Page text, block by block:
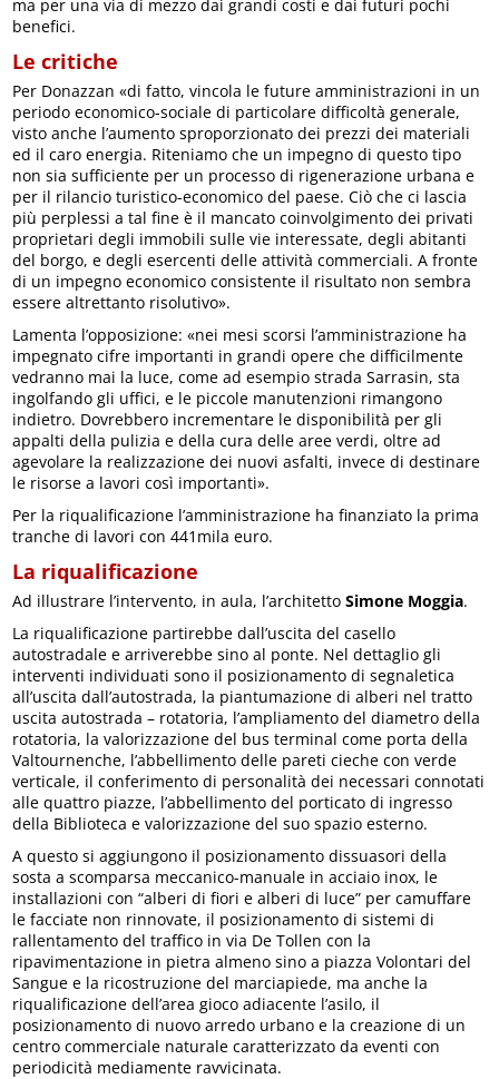
ma per una via di mezzo dai grandi costi e dai futuri pochi
benefici.
Le critiche
Per Donazzan «di fatto, vincola le future amministrazioni in un
periodo economico-sociale di particolare difficoltà generale,
visto anche l’aumento sproporzionato dei prezzi dei materiali
ed il caro energia. Riteniamo che un impegno di questo tipo
non sia sufficiente per un processo di rigenerazione urbana e
per il rilancio turistico-economico del paese. Ciò che ci lascia
più perplessi a tal fine è il mancato coinvolgimento dei privati
proprietari degli immobili sulle vie interessate, degli abitanti
del borgo, e degli esercenti delle attività commerciali. A fronte
di un impegno economico consistente il risultato non sembra
essere altrettanto risolutivo».
Lamenta l’opposizione: «nei mesi scorsi l’amministrazione ha
impegnato cifre importanti in grandi opere che difficilmente
vedranno mai la luce, come ad esempio strada Sarrasin, sta
ingolfando gli uffici, e le piccole manutenzioni rimangono
indietro. Dovrebbero incrementare le disponibilità per gli
appalti della pulizia e della cura delle aree verdi, oltre ad
agevolare la realizzazione dei nuovi asfalti, invece di destinare
le risorse a lavori così importanti».
Per la riqualificazione l’amministrazione ha finanziato la prima
tranche di lavori con 441mila euro.
La riqualificazione
Ad illustrare l’intervento, in aula, l’architettoSimone Moggia.
La riqualificazione partirebbe dall’uscita del casello
autostradale e arriverebbe sino al ponte. Nel dettaglio gli
interventi individuati sono il posizionamento di segnaletica
all’uscita dall’autostrada, la piantumazione di alberi nel tratto
uscita autostrada – rotatoria, l’ampliamento del diametro della
rotatoria, la valorizzazione del bus terminal come porta della
Valtournenche, l’abbellimento delle pareti cieche con verde
verticale, il conferimento di personalità dei necessari connotati
alle quattro piazze, l’abbellimento del porticato di ingresso
della Biblioteca e valorizzazione del suo spazio esterno.
A questo si aggiungono il posizionamento dissuasori della
sosta a scomparsa meccanico-manuale in acciaio inox, le
installazioni con “alberi di fiori e alberi di luce” per camuffare
le facciate non rinnovate, il posizionamento di sistemi di
rallentamento del traffico in via De Tollen con la
ripavimentazione in pietra almeno sino a piazza Volontari del
Sangue e la ricostruzione del marciapiede, ma anche la
riqualificazione dell’area gioco adiacente l’asilo, il
posizionamento di nuovo arredo urbano e la creazione di un
centro commerciale naturale caratterizzato da eventi con
periodicità mediamente ravvicinata.